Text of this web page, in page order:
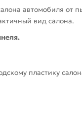
автомобиля от
вид салона.
пластику